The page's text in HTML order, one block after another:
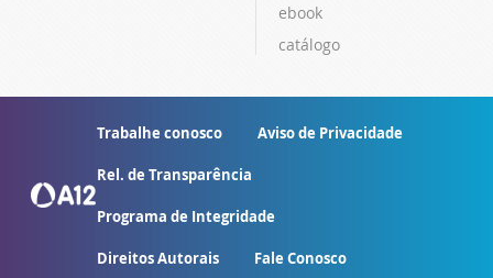
ebook
catálogo
Trabalhe conosco Aviso de Privacidade
Rel. de Transparência
Programa de Integridade
Direitos Autorais Fale Conosco